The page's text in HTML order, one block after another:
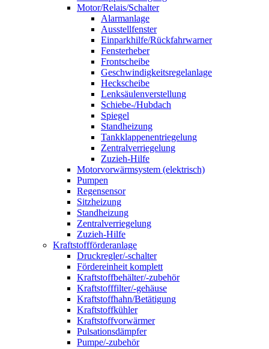
Motor/Relais/Schalter
Alarmanlage
Ausstellfenster
Einparkhilfe/Rückfahrwarner
Fensterheber
Frontscheibe
Geschwindigkeitsregelanlage
Heckscheibe
Lenksäulenverstellung
Schiebe-/Hubdach
Spiegel
Standheizung
Tankklappenentriegelung
Zentralverriegelung
Zuzieh-Hilfe
Motorvorwärmsystem (elektrisch)
Pumpen
Regensensor
Sitzheizung
Standheizung
Zentralverriegelung
Zuzieh-Hilfe
Kraftstoffförderanlage
Druckregler/-schalter
Fördereinheit komplett
Kraftstoffbehälter/-zubehör
Kraftstofffilter/-gehäuse
Kraftstoffhahn/Betätigung
Kraftstoffkühler
Kraftstoffvorwärmer
Pulsationsdämpfer
Pumpe/-zubehör